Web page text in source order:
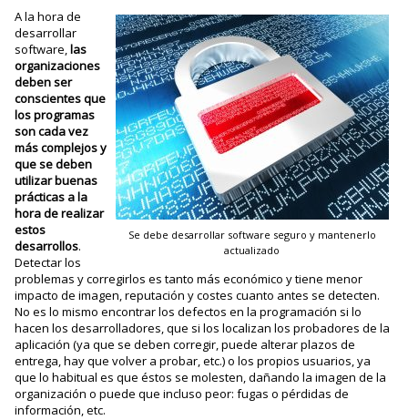
Se debe desarrollar software seguro y mantenerlo
actualizado
A la hora de
desarrollar
software, las
organizaciones
deben ser
conscientes que
los programas
son cada vez
más complejos y
que se deben
utilizar buenas
prácticas a la
hora de realizar
estos
desarrollos.
Detectar los
problemas y corregirlos es tanto más económico y tiene menor
impacto de imagen, reputación y costes cuanto antes se detecten.
No es lo mismo encontrar los defectos en la programación si lo
hacen los desarrolladores, que si los localizan los probadores de la
aplicación (ya que se deben corregir, puede alterar plazos de
entrega, hay que volver a probar, etc.) o los propios usuarios, ya
que lo habitual es que éstos se molesten, dañando la imagen de la
organización o puede que incluso peor: fugas o pérdidas de
información, etc.